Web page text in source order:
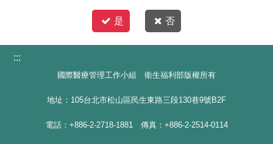
是 否
:::
國際醫療管理工作小組 衛生福利部版權所有
地址：105台北市松山區民生東路三段130巷9號B2F
電話：+886-2-2718-1881 傳真：+886-2-2514-0114